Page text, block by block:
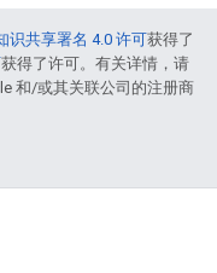
识共享署名 4.0 许可获得了
获得了许可。有关详情，请
和/或其关联公司的注册商